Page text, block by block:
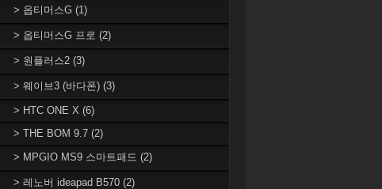
> 옵티머스G (1)
> 옵티머스G 프로 (2)
> 원플러스2 (3)
> 웨이브3 (바다폰) (3)
> HTC ONE X (6)
> THE BOM 9.7 (2)
> MPGIO MS9 스마트패드 (2)
> 레노버 ideapad B570 (2)